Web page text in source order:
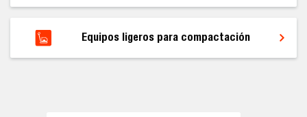
Equipos ligeros para compactación